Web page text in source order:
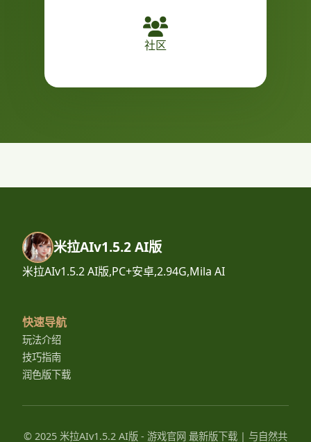
社区
米拉AIv1.5.2 AI版
米拉AIv1.5.2 AI版,PC+安卓,2.94G,Mila AI
快速导航
玩法介绍
技巧指南
润色版下载
© 2025 米拉AIv1.5.2 AI版 - 游戏官网 最新版下载 | 与自然共